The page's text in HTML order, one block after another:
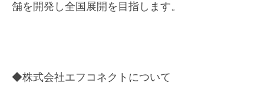
舗を開発し全国展開を目指します。
◆株式会社エフコネクトについて